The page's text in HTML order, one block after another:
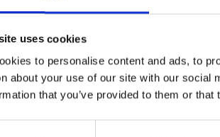
uses cookies
to personalise content and ads, to
about your use of our site with our
that you’ve provided to them or